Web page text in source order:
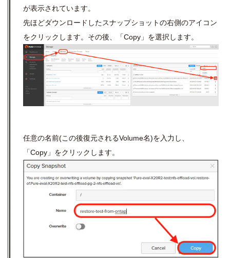
が表示されています。
先ほどダウンロードしたスナップショットの右側のアイコン
をクリックします。その後、「Copy」を選択します。
任意の名前(この後復元されるVolume名)を入力し、
「Copy」をクリックします。